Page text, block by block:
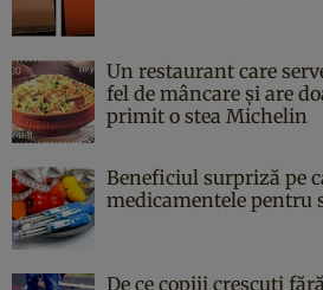
Un restaurant care
fel de mâncare și are
primit o stea Michelin
Beneficiul surpriză pe
medicamentele pentru
De ce copiii crescuți